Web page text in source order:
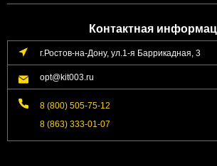
Контактная
г.Ростов-на-Дону, ул.1-я Баррикадная, 3
opt@kit003.ru
8 (800) 505-75-12
8 (863) 333-01-07